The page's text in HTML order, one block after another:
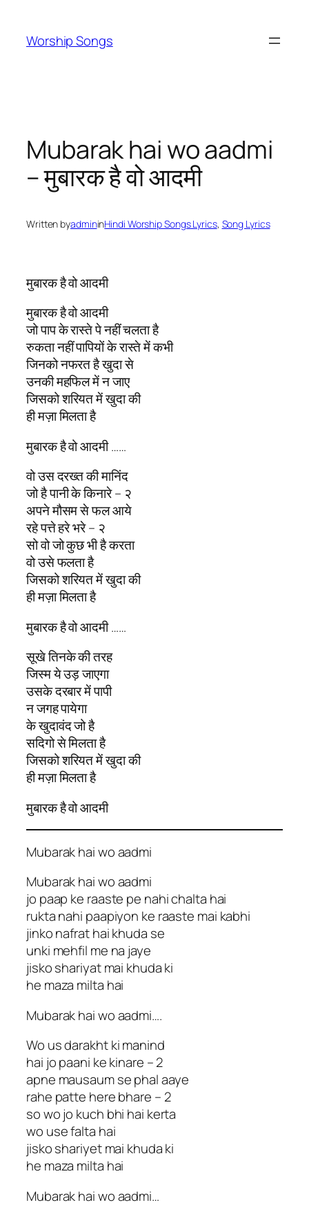
content
Worship Songs
Mubarak hai wo aadmi
– मुबारक है वो आदमी
Written byadmininHindi Worship Songs Lyrics, Song Lyrics
मुबारक है वो आदमी
मुबारक है वो आदमी
जो पाप के रास्ते पे नहीं चलता है
रुकता नहीं पापियों के रास्ते में कभी
जिनको नफरत है खुदा से
उनकी महफिल में न जाए
जिसको शरियत में खुदा की
ही मज़ा मिलता है
मुबारक है वो आदमी ……
वो उस दरख्त की मानिंद
जो है पानी के किनारे – २
अपने मौसम से फल आये
रहे पत्ते हरे भरे – २
सो वो जो कुछ भी है करता
वो उसे फलता है
जिसको शरियत में खुदा की
ही मज़ा मिलता है
मुबारक है वो आदमी ……
सूखे तिनके की तरह
जिस्म ये उड़ जाएगा
उसके दरबार में पापी
न जगह पायेगा
के खुदावंद जो है
सदिगो से मिलता है
जिसको शरियत में खुदा की
ही मज़ा मिलता है
मुबारक है वो आदमी
Mubarak hai wo aadmi
Mubarak hai wo aadmi
jo paap ke raaste pe nahi chalta hai
rukta nahi paapiyon ke raaste mai kabhi
jinko nafrat hai khuda se
unki mehfil me na jaye
jisko shariyat mai khuda ki
he maza milta hai
Mubarak hai wo aadmi….
Wo us darakht ki manind
hai jo paani ke kinare – 2
apne mausaum se phal aaye
rahe patte here bhare – 2
so wo jo kuch bhi hai kerta
wo use falta hai
jisko shariyet mai khuda ki
he maza milta hai
Mubarak hai wo aadmi…